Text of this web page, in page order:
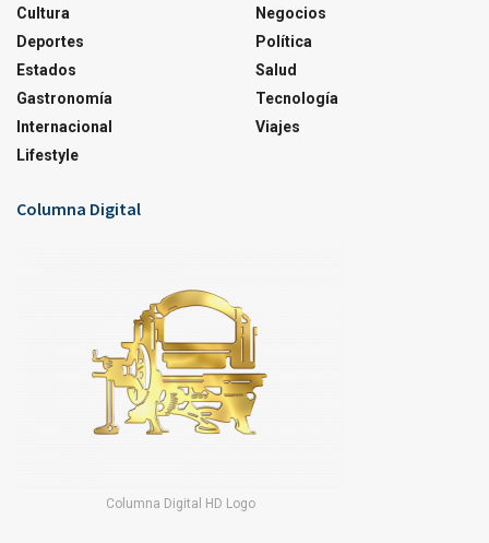
Cultura
Deportes
Estados
Gastronomía
Internacional
Lifestyle
Negocios
Política
Salud
Tecnología
Viajes
Columna Digital
Columna Digital HD Logo